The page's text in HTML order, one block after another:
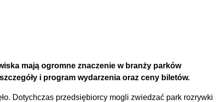
mają ogromne znaczenie w branży parków
i program wydarzenia oraz ceny biletów.
Dotychczas przedsiębiorcy mogli zwiedzać park rozrywki